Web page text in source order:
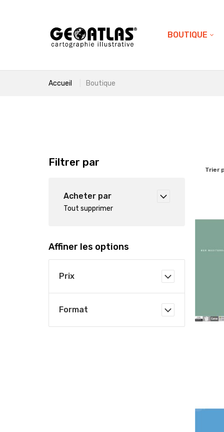
BOUTIQUE
Accueil Boutique
Trier
Filtrer par
Acheter par
Tout supprimer
Affiner les options
Prix
Format